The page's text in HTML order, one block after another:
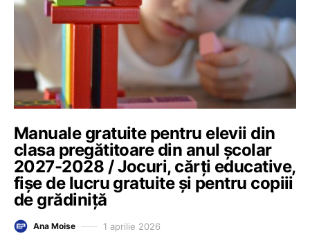
Manuale gratuite pentru elevii din
clasa pregătitoare din anul școlar
2027-2028 / Jocuri, cărți educative,
fișe de lucru gratuite și pentru copiii
de grădiniță
Ana Moise 1 aprilie 2026